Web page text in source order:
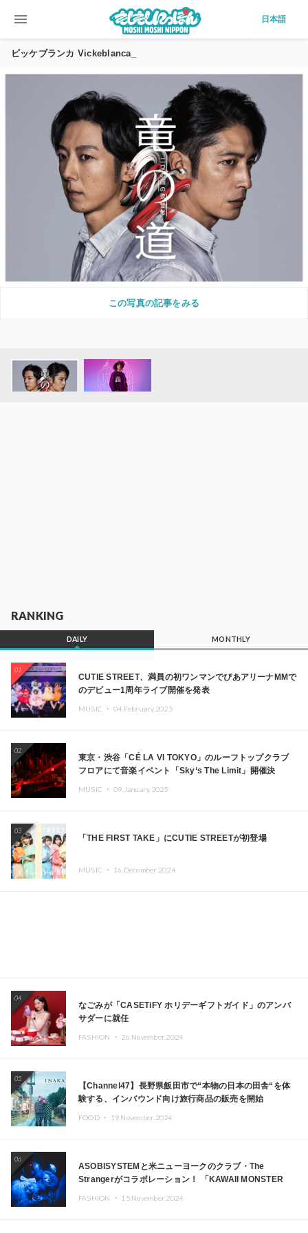
menu 日本語
ビッケブランカ Vickeblanca_
この写真の記事をみる
RANKING
DAILY MONTHLY
01
CUTIE STREET、満員の初ワンマンでぴあアリーナMMで
のデビュー1周年ライブ開催を発表
MUSIC ・ 04.February.2025
02
東京・渋谷「CÉ LA VI TOKYO」のルーフトップクラブ
フロアにて音楽イベント「Sky‘s The Limit」開催決
MUSIC ・ 09.January.2025
03
「THE FIRST TAKE」にCUTIE STREETが初登場
MUSIC ・ 16.December.2024
04
なごみが「CASETiFY ホリデーギフトガイド」のアンバ
サダーに就任
FASHION ・ 26.November.2024
05
【Channel47】長野県飯田市で“本物の日本の田舎“を体
験する、インバウンド向け旅行商品の販売を開始
FOOD ・ 19.November.2024
06
ASOBISYSTEMと米ニューヨークのクラブ・The
Strangerがコラボレーション！ 「KAWAII MONSTER
FASHION ・ 15.November.2024